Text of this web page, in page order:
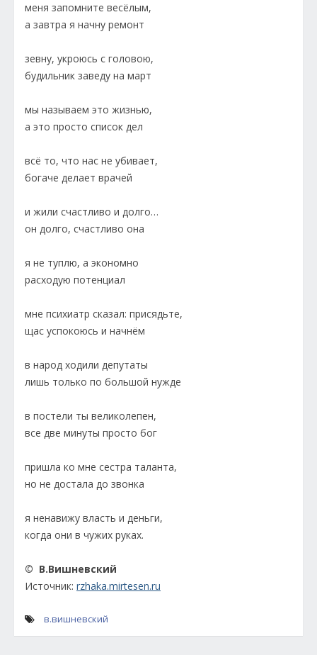
меня запомните весёлым,
а завтра я начну ремонт
зевну, укроюсь с головою,
будильник заведу на март
мы называем это жизнью,
а это просто список дел
всё то, что нас не убивает,
богаче делает врачей
и жили счастливо и долго…
он долго, счастливо она
я не туплю, а экономно
расходую потенциал
мне психиатр сказал: присядьте,
щас успокоюсь и начнём
в народ ходили депутаты
лишь только по большой нужде
в постели ты великолепен,
все две минуты просто бог
пришла ко мне сестра таланта,
но не достала до звонка
я ненавижу власть и деньги,
когда они в чужих руках.
© В.Вишневский
Источник: rzhaka.mirtesen.ru
в.вишневский